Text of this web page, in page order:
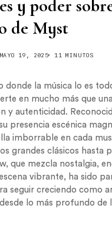
y poder
de Myst
MAYO 19, 2025 11 MINUTOS
donde la música lo es
en mucho más que
y autenticidad.
presencia escénica
imborrable en cada
grandes clásicos hasta
que mezcla nostalgia,
vibrante, ha sido
seguir creciendo como
lo más profundo de